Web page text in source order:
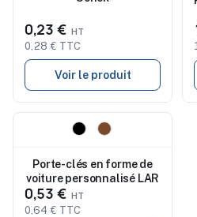
0,23 €
0,28 € TTC
Voir le produit
Porte-clés en forme de
voiture personnalisé LAR
0,53 €
0,64 € TTC